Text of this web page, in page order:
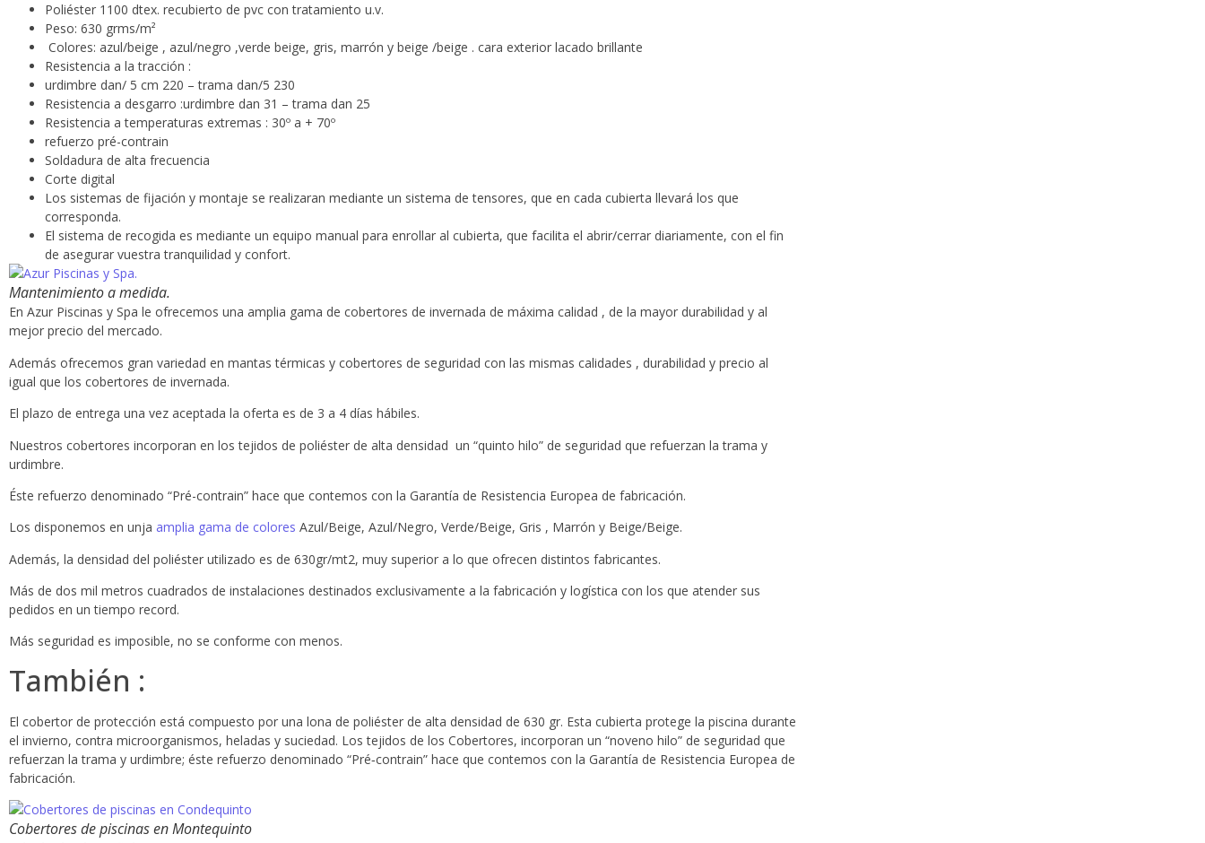
Poliéster 1100 dtex. recubierto de pvc con tratamiento u.v.
Peso: 630 grms/m²
Colores: azul/beige , azul/negro ,verde beige, gris, marrón y beige /beige . cara exterior lacado brillante
Resistencia a la tracción :
urdimbre dan/ 5 cm 220 – trama dan/5 230
Resistencia a desgarro :urdimbre dan 31 – trama dan 25
Resistencia a temperaturas extremas : 30º a + 70º
refuerzo pré-contrain
Soldadura de alta frecuencia
Corte digital
Los sistemas de fijación y montaje se realizaran mediante un sistema de tensores, que en cada cubierta llevará los que
corresponda.
El sistema de recogida es mediante un equipo manual para enrollar al cubierta, que facilita el abrir/cerrar diariamente, con el fin
de asegurar vuestra tranquilidad y confort.
Mantenimiento a medida.
En Azur Piscinas y Spa le ofrecemos una amplia gama de cobertores de invernada de máxima calidad , de la mayor durabilidad y al
mejor precio del mercado.
Además ofrecemos gran variedad en mantas térmicas y cobertores de seguridad con las mismas calidades , durabilidad y precio al
igual que los cobertores de invernada.
El plazo de entrega una vez aceptada la oferta es de 3 a 4 días hábiles.
Nuestros cobertores incorporan en los tejidos de poliéster de alta densidad un “quinto hilo” de seguridad que refuerzan la trama y
urdimbre.
Éste refuerzo denominado “Pré-contrain” hace que contemos con la Garantía de Resistencia Europea de fabricación.
Los disponemos en unja amplia gama de colores Azul/Beige, Azul/Negro, Verde/Beige, Gris , Marrón y Beige/Beige.
Además, la densidad del poliéster utilizado es de 630gr/mt2, muy superior a lo que ofrecen distintos fabricantes.
Más de dos mil metros cuadrados de instalaciones destinados exclusivamente a la fabricación y logística con los que atender sus
pedidos en un tiempo record.
Más seguridad es imposible, no se conforme con menos.
También :
El cobertor de protección está compuesto por una lona de poliéster de alta densidad de 630 gr. Esta cubierta protege la piscina durante
el invierno, contra microorganismos, heladas y suciedad. Los tejidos de los Cobertores, incorporan un “noveno hilo” de seguridad que
refuerzan la trama y urdimbre; éste refuerzo denominado “Pré‐contrain” hace que contemos con la Garantía de Resistencia Europea de
fabricación.
Cobertores de piscinas en Montequinto